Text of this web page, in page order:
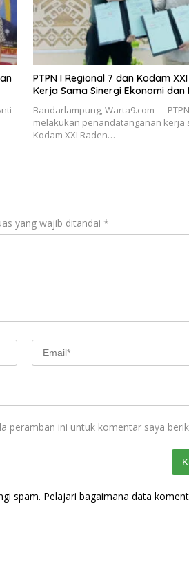
PTPN I Regional 7 dan Kodam
Kerja Sama Sinergi Ekonomi dan
Bandarlampung, Warta9.com —
melakukan penandatanganan kerja
Kodam XXI Raden…
yang wajib ditandai *
peramban ini untuk komentar saya
spam. Pelajari bagaimana data